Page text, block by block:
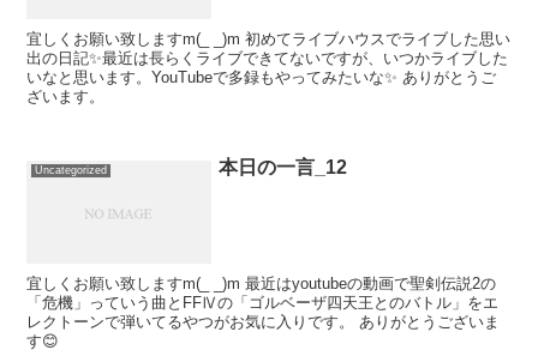
宜しくお願い致しますm(_ _)m 初めてライブハウスでライブした思い
出の日記✨最近は長らくライブできてないですが、いつかライブした
いなと思います。YouTubeで多録もやってみたいな✨ ありがとうご
ざいます。
Uncategorized 本日の一言_12
宜しくお願い致しますm(_ _)m 最近はyoutubeの動画で聖剣伝説2の
「危機」っていう曲とFFⅣの「ゴルベーザ四天王とのバトル」をエ
レクトーンで弾いてるやつがお気に入りです。 ありがとうございま
す😊